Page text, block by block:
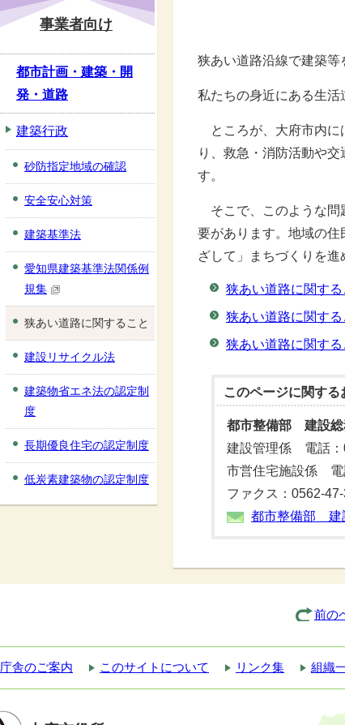
狭あい道路沿線で建築等
私たちの身近にある生活
ところが、大府市内に
り、救急・消防活動や
す。
そこで、このような問
要があります。地域の
ざして」まちづくりを進
狭あい道路に関す
狭あい道路に関す
狭あい道路に関す
このページに関する
都市整備部 建設総
建設管理係 電話：
市営住宅施設係 電
ファクス：0562-
都市整備部 建
事業者向け
都市計画・建築・開
発・道路
建築行政
砂防指定地域の確認
安全安心対策
建築基準法
愛知県建築基準法関係例
規集
狭あい道路に関すること
建設リサイクル法
建築物省エネ法の認定制
度
長期優良住宅の認定制度
低炭素建築物の認定制度
前の
庁舎のご案内 このサイトについて リンク集 組織